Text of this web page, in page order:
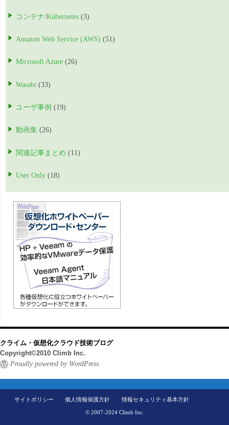
コンテナ/Kubernetes (3)
Amazon Web Service (AWS) (51)
Microsoft Azure (26)
Wasabi (33)
ユーザ事例 (19)
動画集 (26)
関連記事まとめ (11)
User Only (18)
クライム・仮想化クラウド技術ブログ
Copyright©2010 Climb Inc.
Proudly powered by WordPress.
サイトポリシー 個人情報保護方針 情報セキュリティ基本方針
© 2007-2024 Climb Inc.